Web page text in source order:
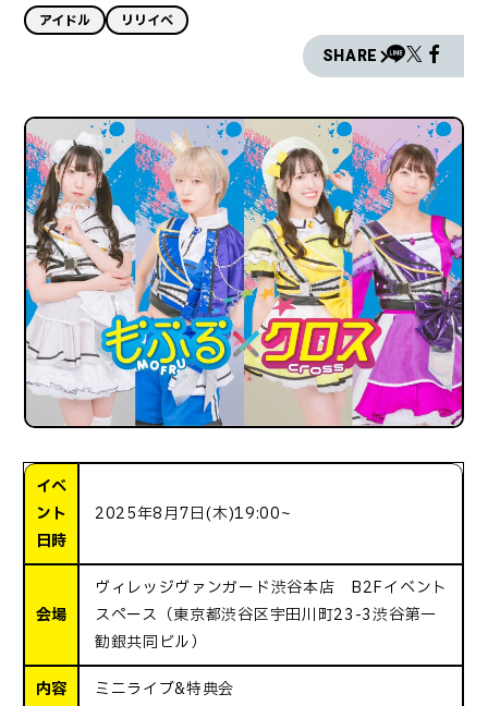
アイドル リリイベ
SHARE
イベ
ント
日時
2025年8月7日(木)19:00~
会場
ヴィレッジヴァンガード渋谷本店 B2Fイベント
スペース（東京都渋谷区宇田川町23-3渋谷第一
勧銀共同ビル）
内容 ミニライブ&特典会